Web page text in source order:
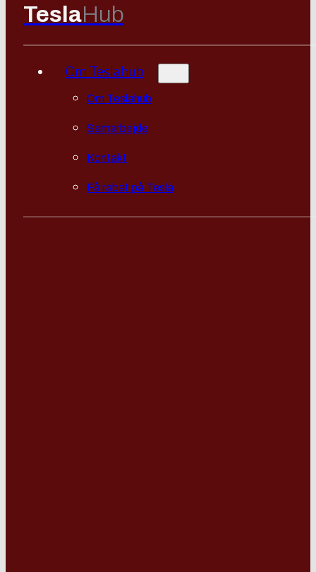
TeslaHub
Om Teslahub
Om Teslahub
Samarbejde
Kontakt
Få rabat på Tesla